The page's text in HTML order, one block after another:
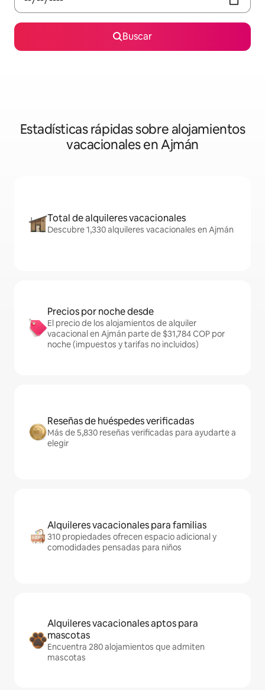
Buscar
Estadísticas rápidas sobre alojamientos
vacacionales en Ajmán
Total de alquileres vacacionales
Descubre 1,330 alquileres vacacionales en Ajmán
Precios por noche desde
El precio de los alojamientos de alquiler
vacacional en Ajmán parte de $31,784 COP por
noche (impuestos y tarifas no incluidos)
Reseñas de huéspedes verificadas
Más de 5,830 reseñas verificadas para ayudarte a
elegir
Alquileres vacacionales para familias
310 propiedades ofrecen espacio adicional y
comodidades pensadas para niños
Alquileres vacacionales aptos para
mascotas
Encuentra 280 alojamientos que admiten
mascotas